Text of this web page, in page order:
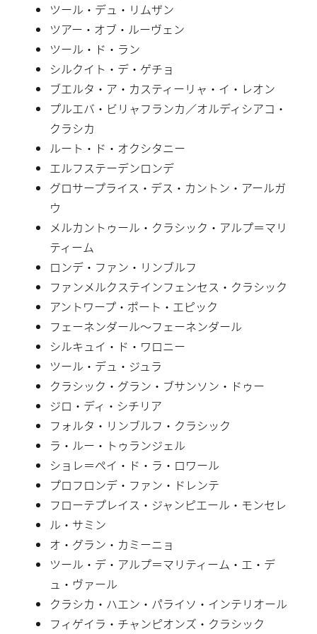
ツール・デュ・リムザン
ツアー・オブ・ルーヴェン
ツール・ド・ラン
シルクイト・デ・ゲチョ
ブエルタ・ア・カスティーリャ・イ・レオン
プルエバ・ビリャフランカ／オルディシアコ・
クラシカ
ルート・ド・オクシタニー
エルフステーデンロンデ
グロサープライス・デス・カントン・アールガ
ウ
メルカントゥール・クラシック・アルプ＝マリ
ティーム
ロンデ・ファン・リンブルフ
ファンメルクステインフェンセス・クラシック
アントワープ・ポート・エピック
フェーネンダール〜フェーネンダール
シルキュイ・ド・ワロニー
ツール・デュ・ジュラ
クラシック・グラン・ブサンソン・ドゥー
ジロ・ディ・シチリア
フォルタ・リンブルフ・クラシック
ラ・ルー・トゥランジェル
ショレ＝ペイ・ド・ラ・ロワール
プロフロンデ・ファン・ドレンテ
フローテプレイス・ジャンピエール・モンセレ
ル・サミン
オ・グラン・カミーニョ
ツール・デ・アルプ＝マリティーム・エ・デ
ュ・ヴァール
クラシカ・ハエン・パライソ・インテリオール
フィゲイラ・チャンピオンズ・クラシック